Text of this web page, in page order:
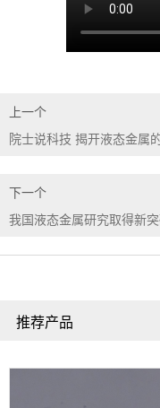
上一个
院士说科技 揭开液态金属
下一个
我国液态金属研究取得新
推荐产品